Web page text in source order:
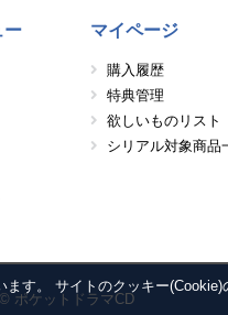
ー マイページ
購入履歴
特典管理
欲しいものリスト
シリアル対象商品
© ポケットドラマCD
す。 サイトのクッキー(Cookie)